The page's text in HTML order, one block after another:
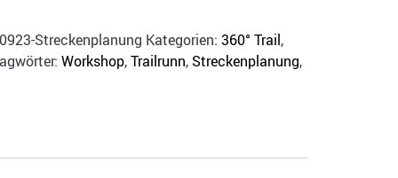
Streckenplanung Kategorien: 360° Trail,
Workshop,Trailrunn, Streckenplanung,